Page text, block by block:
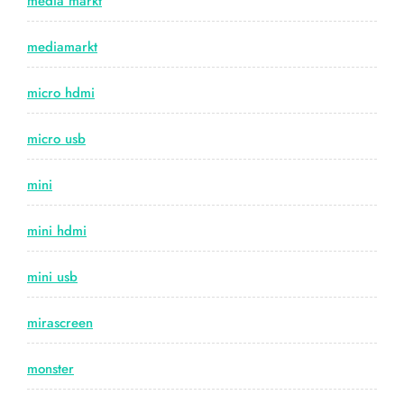
mediamarkt
micro hdmi
micro usb
mini
mini hdmi
mini usb
mirascreen
monster